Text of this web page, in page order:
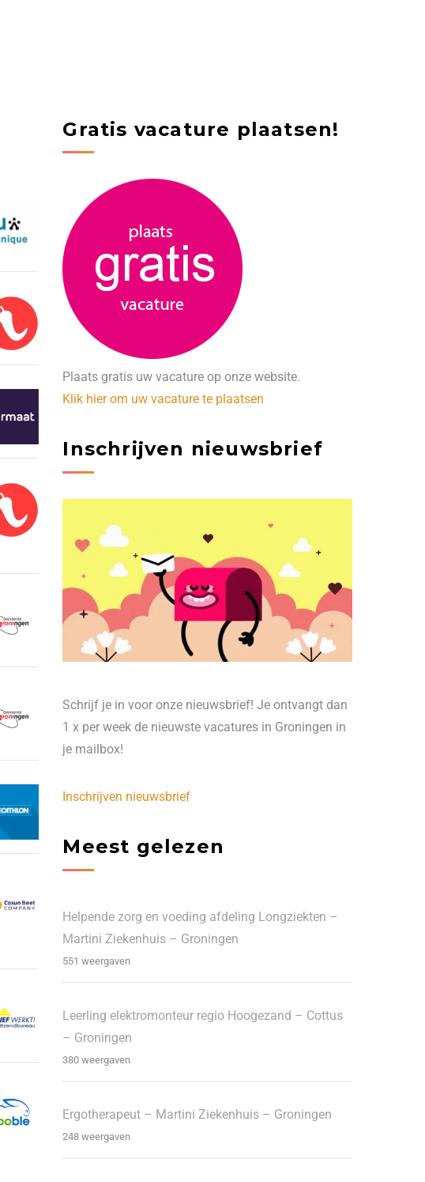
Gratis vacature plaatsen!
Plaats gratis uw vacature op onze website.
Klik hier om uw vacature te plaatsen
Inschrijven nieuwsbrief
Schrijf je in voor onze nieuwsbrief! Je ontvangt dan
1 x per week de nieuwste vacatures in Groningen in
je mailbox!
Inschrijven nieuwsbrief
Meest gelezen
Helpende zorg en voeding afdeling Longziekten –
Martini Ziekenhuis – Groningen
551 weergaven
Leerling elektromonteur regio Hoogezand – Cottus
– Groningen
380 weergaven
Ergotherapeut – Martini Ziekenhuis – Groningen
248 weergaven